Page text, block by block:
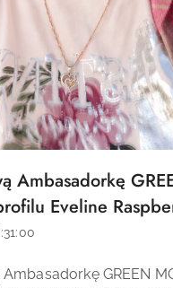
Ambasadorkę
Eveline
GREEN